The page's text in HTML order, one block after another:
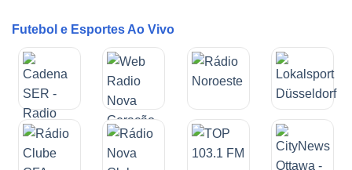
Futebol e Esportes Ao Vivo